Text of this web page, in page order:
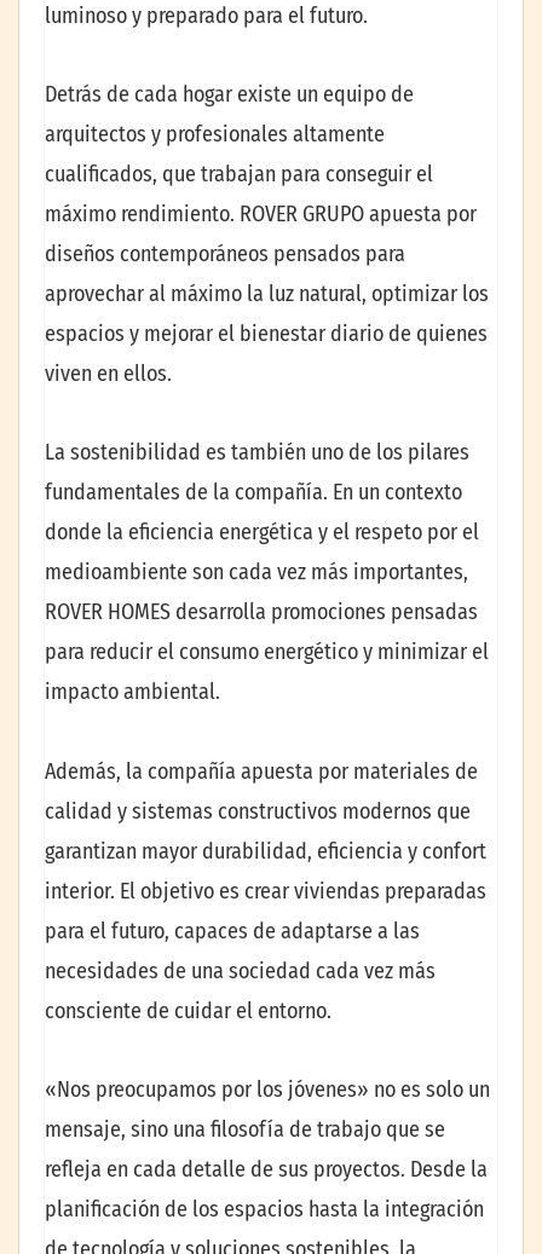
luminoso y preparado para el futuro.
Detrás de cada hogar existe un equipo de
arquitectos y profesionales altamente
cualificados, que trabajan para conseguir el
máximo rendimiento. ROVER GRUPO apuesta por
diseños contemporáneos pensados para
aprovechar al máximo la luz natural, optimizar los
espacios y mejorar el bienestar diario de quienes
viven en ellos.
La sostenibilidad es también uno de los pilares
fundamentales de la compañía. En un contexto
donde la eficiencia energética y el respeto por el
medioambiente son cada vez más importantes,
ROVER HOMES desarrolla promociones pensadas
para reducir el consumo energético y minimizar el
impacto ambiental.
Además, la compañía apuesta por materiales de
calidad y sistemas constructivos modernos que
garantizan mayor durabilidad, eficiencia y confort
interior. El objetivo es crear viviendas preparadas
para el futuro, capaces de adaptarse a las
necesidades de una sociedad cada vez más
consciente de cuidar el entorno.
«Nos preocupamos por los jóvenes» no es solo un
mensaje, sino una filosofía de trabajo que se
refleja en cada detalle de sus proyectos. Desde la
planificación de los espacios hasta la integración